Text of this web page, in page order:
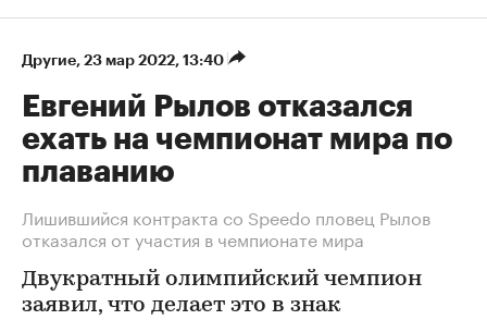
Другие⁠, 23 мар 2022, 13:40
Евгений Рылов отказался
ехать на чемпионат мира по
плаванию
Лишившийся контракта со Speedo пловец Рылов
отказался от участия в чемпионате мира
Двукратный олимпийский чемпион
заявил, что делает это в знак